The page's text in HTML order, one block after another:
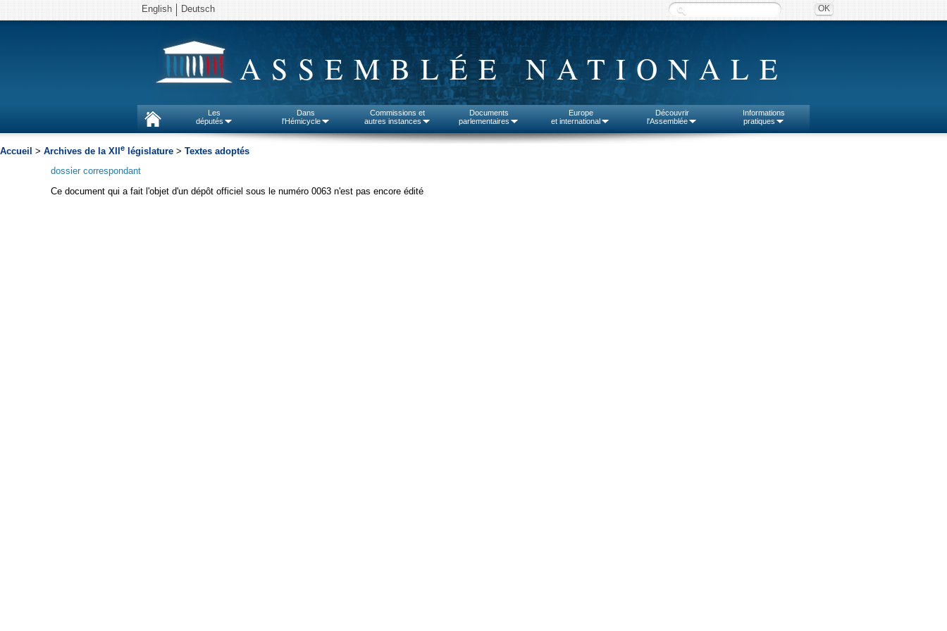
English Deutsch
ASSEMBLÉE NATIONALE
Les
députés
Dans
l'Hémicycle
Commissions et
autres instances
Documents
parlementaires
Europe
et international
Découvrir
l'Assemblée
Informations
pratiques
Accueil > Archives de la XII e législature > Textes adoptés
dossier correspondant
Ce document qui a fait l'objet d'un dépôt officiel sous le numéro 0063 n'est pas encore édité